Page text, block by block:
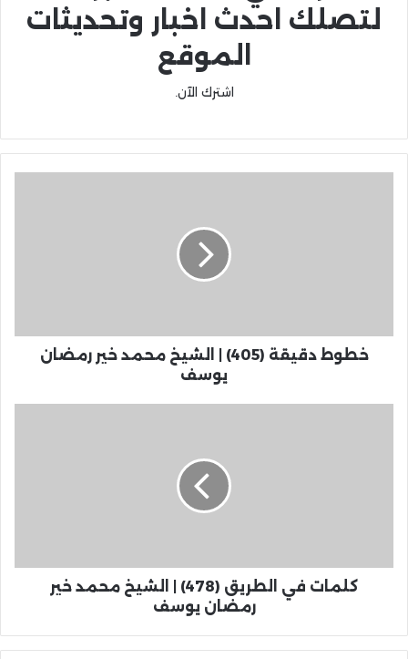
لتصلك احدث اخبار وتحديثات
الموقع
اشترك الآن.
خطوط دقيقة (405) | الشيخ محمد خير رمضان
يوسف
كلمات في الطريق (478) | الشيخ محمد خير
رمضان يوسف